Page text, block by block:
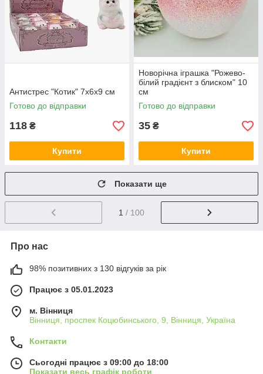
Антистрес "Котик" 7х6х9 см
Готово до відправки
118 ₴
Купити
Новорічна іграшка "Рожево-
білий градієнт з блиском" 10
см
Готово до відправки
35 ₴
Купити
Показати ще
1 / 100
Про нас
98% позитивних з 130 відгуків за рік
Працює з 05.01.2023
м. Вінниця
Вінниця, проспек Коцюбинського, 9, Вінниця, Україна
Контакти
Сьогодні працює з 09:00 до 18:00
Показати весь графік роботи